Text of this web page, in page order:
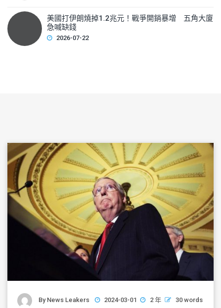
美國打伊朗燒掉1.2兆元！戰爭開銷暴增 五角大廈
急喊缺錢
2026-07-22
By News Leakers 2024-03-01 2 年 30 words